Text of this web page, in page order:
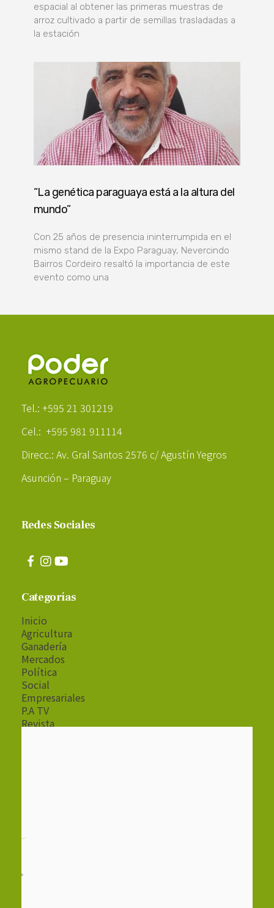
espacial al obtener las primeras muestras de
arroz cultivado a partir de semillas trasladadas a
la estación
“La genética paraguaya está a la altura del
mundo”
Con 25 años de presencia ininterrumpida en el
mismo stand de la Expo Paraguay, Nevercindo
Bairros Cordeiro resaltó la importancia de este
evento como una
Tel.: +595 21 301219
Cel.: +595 981 911114
Direcc.: Av. Gral Santos 2576 c/ Agustín Yegros
Asunción – Paraguay
Redes Sociales
Categorías
Inicio
Agricultura
Ganadería
Mercados
Política
Social
Empresariales
P.A TV
Revista